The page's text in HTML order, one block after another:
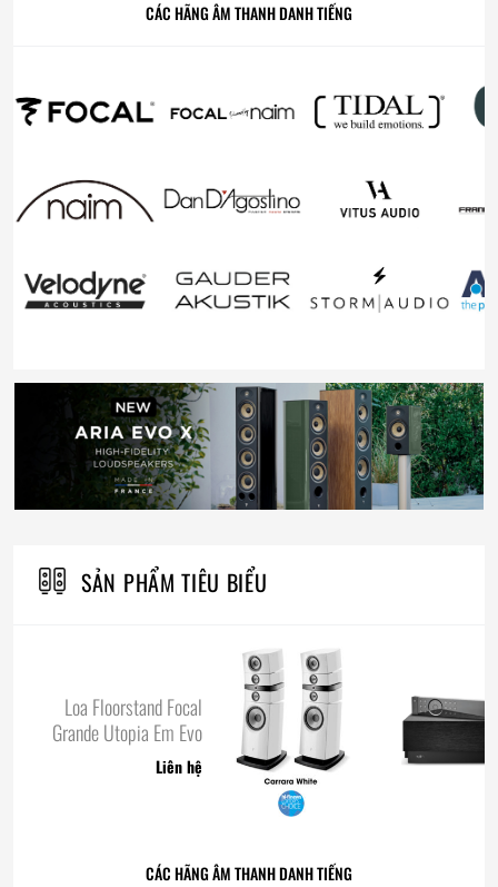
CÁC HÃNG ÂM THANH DANH TIẾNG
SẢN PHẨM TIÊU BIỂU
Loa Floorstand Focal
Grande Utopia Em Evo
Liên hệ
CÁC HÃNG ÂM THANH DANH TIẾNG